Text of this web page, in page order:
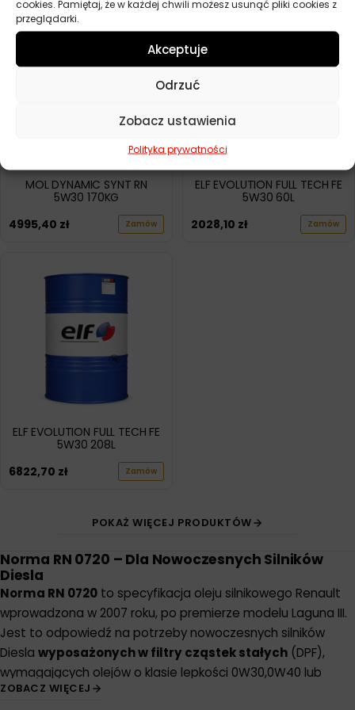
cookies. Pamiętaj, że w każdej chwili możesz usunąć pliki cookies z
przeglądarki.
Akceptuje
Odrzuć
Zobacz ustawienia
Polityka prywatności
MOL DYNAMIC SYNT RN
5W30 170KG
4995,40 zł Zamów
ELF EVOLUTION FULL TECH FE
5W30 60L
2028,10 zł Zamów
ELF EVOLUTION FULL TECH FE
5W30 208L
6822,70 zł Zamów
POKAŻ WIĘCEJ PRODUKTÓW
Norma RN 0720 – Dla Nowoczesnych Silników
Diesla
Norma RN 0720 to specyfikacja oleju silnikowego Renault
wprowadzona w 2007 roku, po premierze modelu Laguna III.
Jest to odpowiedź na potrzeby nowoczesnych silników
Diesla wyposażonych w filtry cząstek stałych (DPF),
wymagających olejów o klasie lepkości 0W30,0W40 lub
5W30, 5W40. Norma jest zgodna z wymogami
ZOBACZ WIĘCEJ